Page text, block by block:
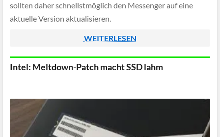
sollten daher schnellstmöglich den Messenger auf eine
aktuelle Version aktualisieren.
WEITERLESEN
Intel: Meltdown-Patch macht SSD lahm